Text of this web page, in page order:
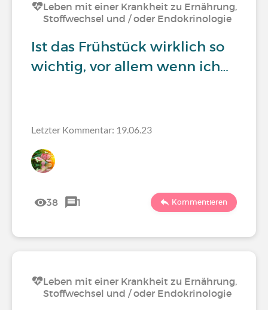
Leben mit einer Krankheit zu Ernährung,
Stoffwechsel und / oder Endokrinologie
Ist das Frühstück wirklich so
wichtig, vor allem wenn ich…
Letzter Kommentar: 19.06.23
38 1 Kommentieren
Leben mit einer Krankheit zu Ernährung,
Stoffwechsel und / oder Endokrinologie